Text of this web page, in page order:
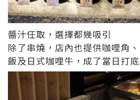
醬汁任取，選擇都幾吸引
除了串燒，店內也提供咖哩角
飯及日式咖哩牛，成了當日打